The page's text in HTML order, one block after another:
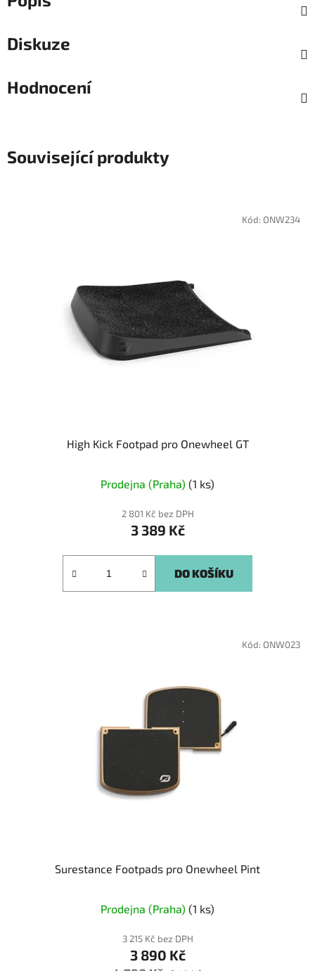
Diskuze
Hodnocení
Související produkty
High Kick Footpad pro Onewheel GT
Prodejna (Praha) (1 ks)
2 801 Kč bez DPH
3 389 Kč
DO KOŠÍKU
Kód: ONW234
Surestance Footpads pro Onewheel Pint
Prodejna (Praha) (1 ks)
3 215 Kč bez DPH
3 890 Kč
Kód: ONW023